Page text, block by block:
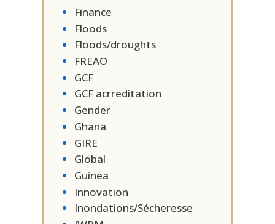
Finance
Floods
Floods/droughts
FREAO
GCF
GCF acrreditation
Gender
Ghana
GIRE
Global
Guinea
Innovation
Inondations/Sécheresse